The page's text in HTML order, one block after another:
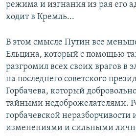
режима и изгнания из рая его
ходит в Кремль...
В этом смысле Путин все
Ельцина, который с помощью
разгромил всех своих врагов в
на последнего советского
Горбачева, который
тайными недоброжелателями.
горбачевской неразборчивости
изменениями и сильными